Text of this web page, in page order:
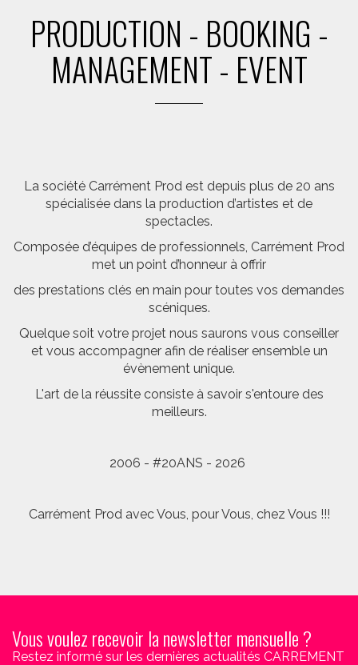
PRODUCTION - BOOKING -
MANAGEMENT - EVENT
La société Carrément Prod est depuis plus de 20 ans
spécialisée dans la production d’artistes et de
spectacles.
Composée d’équipes de professionnels, Carrément Prod
met un point d’honneur à offrir
des prestations clés en main pour toutes vos demandes
scéniques.
Quelque soit votre projet nous saurons vous conseiller
et vous accompagner afin de réaliser ensemble un
évènement unique.
L'art de la réussite consiste à savoir s'entoure des
meilleurs.
2006 - #20ANS - 2026
Carrément Prod avec Vous, pour Vous, chez Vous !!!
Vous voulez recevoir la newsletter mensuelle ?
Restez informé sur les dernières actualités CARREMENT